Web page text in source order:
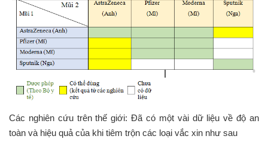
Các nghiên cứu trên thế giới: Đã có một vài dữ liệu về độ an
toàn và hiệu quả của khi tiêm trộn các loại vắc xin như sau